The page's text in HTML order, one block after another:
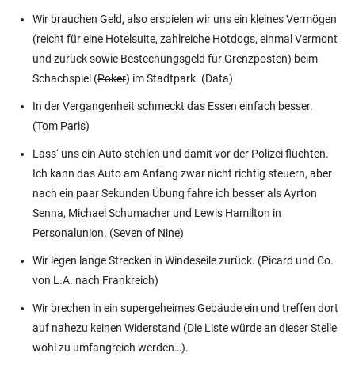
Wir brauchen Geld, also erspielen wir uns ein kleines Vermögen
(reicht für eine Hotelsuite, zahlreiche Hotdogs, einmal Vermont
und zurück sowie Bestechungsgeld für Grenzposten) beim
Schachspiel (Poker) im Stadtpark. (Data)
In der Vergangenheit schmeckt das Essen einfach besser.
(Tom Paris)
Lass‘ uns ein Auto stehlen und damit vor der Polizei flüchten.
Ich kann das Auto am Anfang zwar nicht richtig steuern, aber
nach ein paar Sekunden Übung fahre ich besser als Ayrton
Senna, Michael Schumacher und Lewis Hamilton in
Personalunion. (Seven of Nine)
Wir legen lange Strecken in Windeseile zurück. (Picard und Co.
von L.A. nach Frankreich)
Wir brechen in ein supergeheimes Gebäude ein und treffen dort
auf nahezu keinen Widerstand (Die Liste würde an dieser Stelle
wohl zu umfangreich werden…).